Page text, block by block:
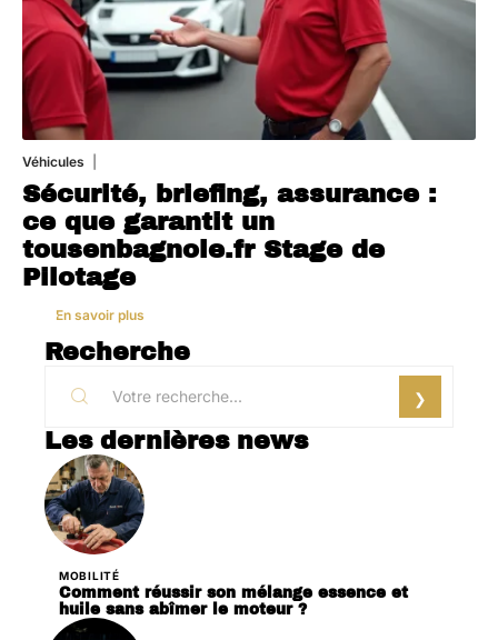
Véhicules
Sécurité, briefing, assurance :
ce que garantit un
tousenbagnole.fr Stage de
Pilotage
En savoir plus
Recherche
Les dernières news
MOBILITÉ
Comment réussir son mélange essence et
huile sans abîmer le moteur ?